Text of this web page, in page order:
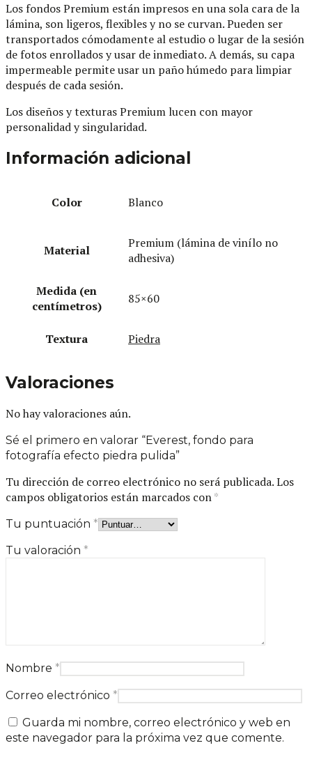
Los fondos Premium están impresos en una sola cara de la
lámina, son ligeros, flexibles y no se curvan. Pueden ser
transportados cómodamente al estudio o lugar de la sesión
de fotos enrollados y usar de inmediato. A demás, su capa
impermeable permite usar un paño húmedo para limpiar
después de cada sesión.
Los diseños y texturas Premium lucen con mayor
personalidad y singularidad.
Información adicional
Color Blanco
Material
Premium (lámina de vinílo no
adhesiva)
Medida (en
centímetros)
85×60
Textura Piedra
Valoraciones
No hay valoraciones aún.
Sé el primero en valorar “Everest, fondo para
fotografía efecto piedra pulida”
Tu dirección de correo electrónico no será publicada.Los
campos obligatorios están marcados con*
Tu puntuación *
Tu valoración *
Nombre *
Correo electrónico *
Guarda mi nombre, correo electrónico y web en
este navegador para la próxima vez que comente.